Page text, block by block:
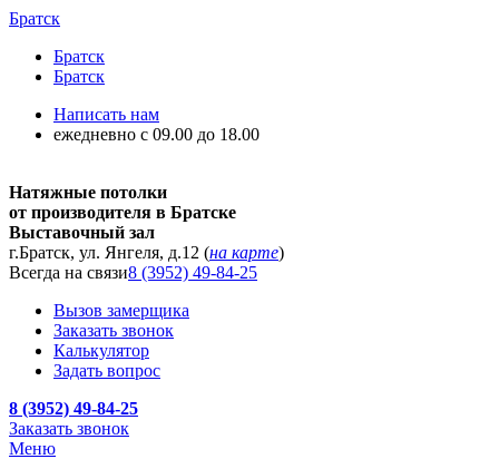
Братск
Братск
Братск
Написать нам
ежедневно с 09.00 до 18.00
Натяжные потолки
от производителя в Братске
Выставочный зал
г.Братск, ул. Янгеля, д.12 (на карте)
Всегда на связи8 (3952) 49-84-25
Вызов замерщика
Заказать звонок
Калькулятор
Задать вопрос
8 (3952) 49-84-25
Заказать звонок
Меню